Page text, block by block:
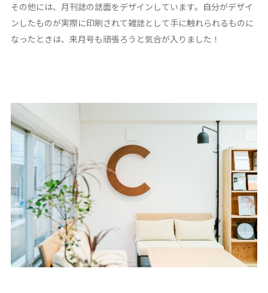
その他には、月刊誌の誌面をデザインしています。自分がデザイ
ンしたものが実際に印刷されて雑誌として手に触れられるものに
なったときは、来月号も頑張ろうと気合が入りました！